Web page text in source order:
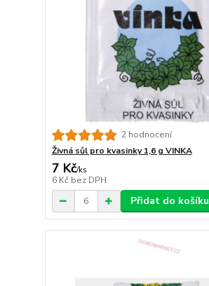
2 hodnocení
Živná sůl pro kvasinky 1,6 g VINKA
7 Kč/ks
6 Kč bez DPH
Přidat do košíku